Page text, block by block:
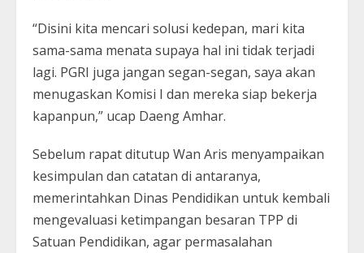
“Disini kita mencari solusi kedepan, mari kita
sama-sama menata supaya hal ini tidak terjadi
lagi. PGRI juga jangan segan-segan, saya akan
menugaskan Komisi I dan mereka siap bekerja
kapanpun,” ucap Daeng Amhar.
Sebelum rapat ditutup Wan Aris menyampaikan
kesimpulan dan catatan di antaranya,
memerintahkan Dinas Pendidikan untuk kembali
mengevaluasi ketimpangan besaran TPP di
Satuan Pendidikan, agar permasalahan